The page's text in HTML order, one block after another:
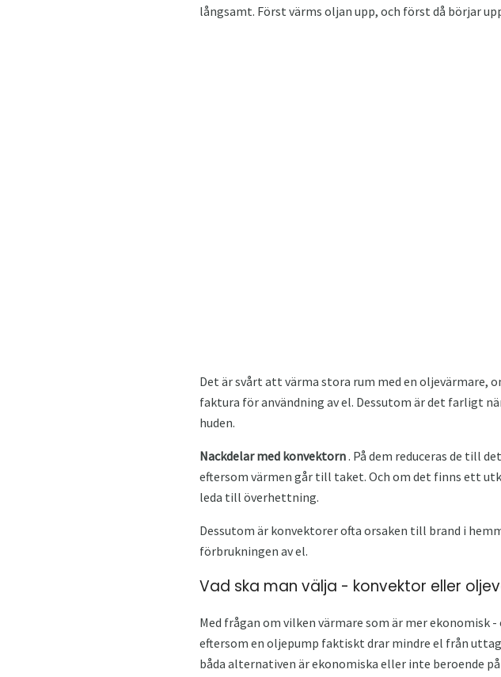
långsamt. Först värms oljan upp, och först då börjar
Det är svårt att värma stora rum med en
faktura för användning av el. Dessutom är det farligt
huden.
Nackdelar med konvektorn. På dem reduceras de till
eftersom värmen går till taket. Och om det finns ett
leda till överhettning.
Dessutom är konvektorer ofta orsaken till brand i
förbrukningen av el.
Vad ska man välja - konvektor eller
Med frågan om vilken värmare som är mer
eftersom en oljepump faktiskt drar mindre el från
båda alternativen är ekonomiska eller inte beroende